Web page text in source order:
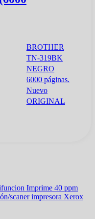
BROTHER
TN-319BK
NEGRO
6000 páginas.
Nuevo
ORIGINAL